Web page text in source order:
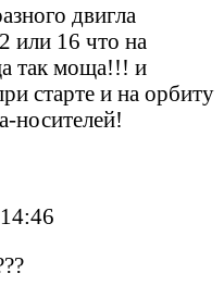
двигла
или 16 что на
так моща!!! и
старте и на орбиту
носителей!